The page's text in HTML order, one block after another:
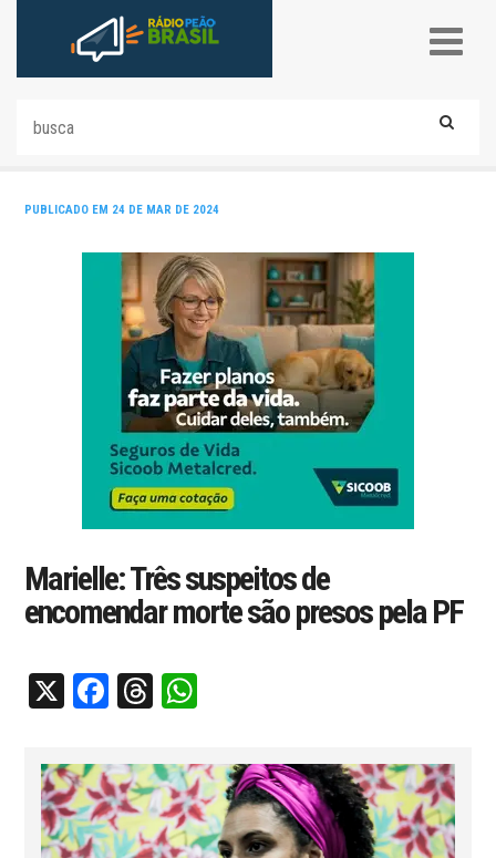
PUBLICADO EM 24 DE MAR DE 2024
Marielle: Três suspeitos de
encomendar morte são presos pela PF
X Facebook
Threads